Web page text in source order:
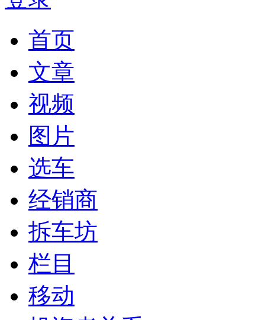
首页
文章
视频
图片
选车
经销商
拆车坊
栏目
移动